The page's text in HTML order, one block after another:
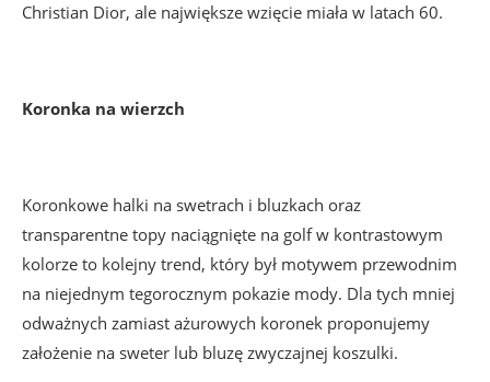
Christian Dior, ale największe wzięcie miała w latach 60.
Koronka na wierzch
Koronkowe halki na swetrach i bluzkach oraz
transparentne topy naciągnięte na golf w kontrastowym
kolorze to kolejny trend, który był motywem przewodnim
na niejednym tegorocznym pokazie mody. Dla tych mniej
odważnych zamiast ażurowych koronek proponujemy
założenie na sweter lub bluzę zwyczajnej koszulki.